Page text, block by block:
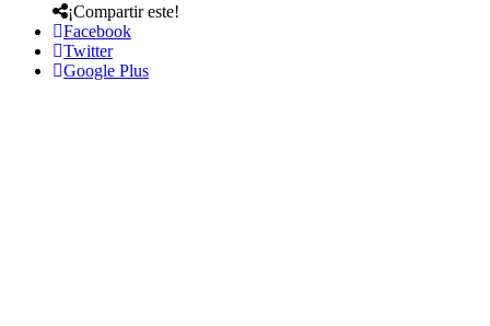
¡Compartir este!
Facebook
Twitter
Google Plus